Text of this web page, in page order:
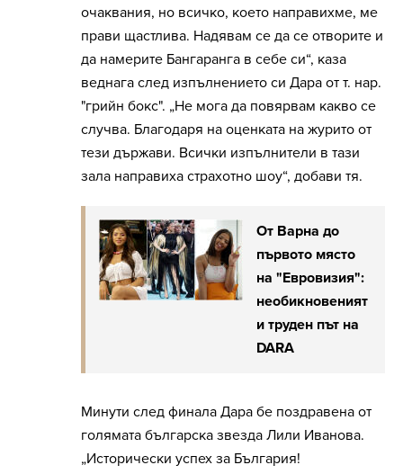
очаквания, но всичко, което направихме, ме
прави щастлива. Надявам се да се отворите и
да намерите Бангаранга в себе си“, каза
веднага след изпълнението си Дара от т. нар.
"грийн бокс". „Не мога да повярвам какво се
случва. Благодаря на оценката на журито от
тези държави. Всички изпълнители в тази
зала направиха страхотно шоу“, добави тя.
От Варна до
първото място
на "Евровизия":
необикновеният
и труден път на
DARA
Минути след финала Дара бе поздравена от
голямата българска звезда Лили Иванова.
„Исторически успех за България!